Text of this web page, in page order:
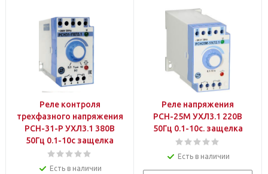
Реле контроля
трехфазного напряжения
РСН-31-Р УХЛ3.1 380В
50Гц 0.1-10с защелка
Есть в наличии
Реле напряжения
РСН-25М УХЛ3.1 220В
50Гц 0.1-10с. защелка
Есть в наличии